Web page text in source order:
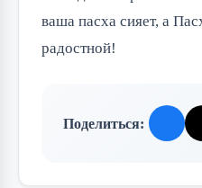
ваша пасха сияет, а
радостной!
Поделиться: